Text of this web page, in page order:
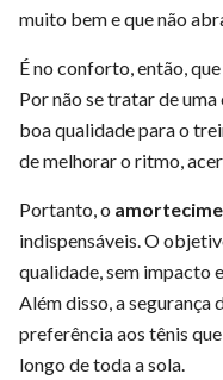
muito bem e que não
É no conforto, então,
Por não se tratar de
boa qualidade para o
de melhorar o ritmo,
Portanto, o
indispensáveis. O
qualidade, sem impacto
Além disso, a segurança
preferência aos tênis
longo de toda a sola.